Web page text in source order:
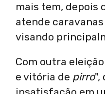
mais tem, depois
atende
visando
Com outra
e vitória de pirro",